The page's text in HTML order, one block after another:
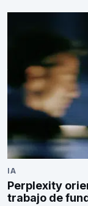
IA
Perplexity
trabajo de